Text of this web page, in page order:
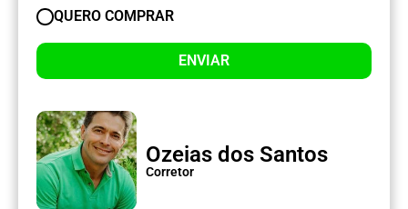
QUERO COMPRAR
ENVIAR
Ozeias dos Santos
Corretor